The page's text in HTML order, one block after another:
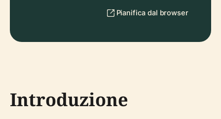
Pianifica dal browser
Introduzione